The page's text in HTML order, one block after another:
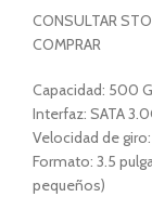
CONSULTAR
COMPRAR
Capacidad: 500
Interfaz: SATA
Velocidad de
Formato: 3.5
pequeños)